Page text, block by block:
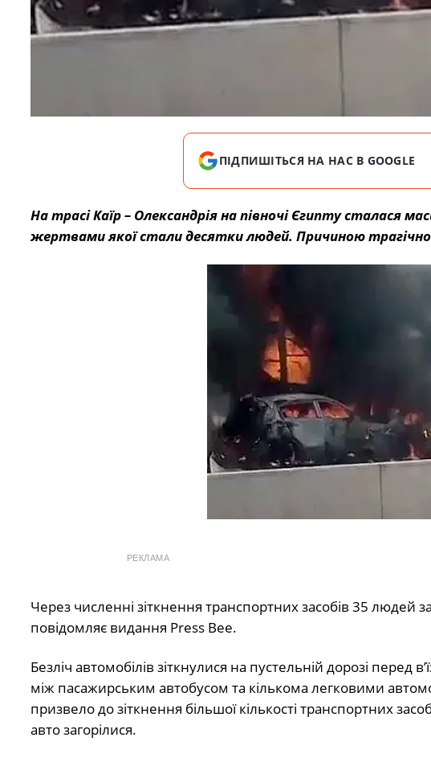
ПІДПИШІТЬСЯ НА НАС В GOOGLE
На трасі Каїр – Олександрія на півночі Єгипту сталася
жертвами якої стали десятки людей. Причиною
РЕКЛАМА
Через численні зіткнення транспортних засобів 35
повідомляє видання Press Bee.
Безліч автомобілів зіткнулися на пустельній дорозі
між пасажирським автобусом та кількома легковими
призвело до зіткнення більшої кількості транспортних
авто загорілися.